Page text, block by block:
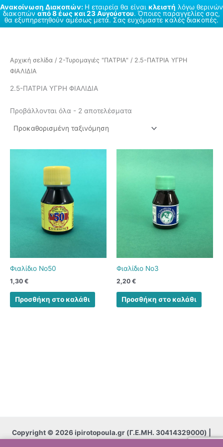
Ανακοίνωση Διακοπών: Η εταιρεία θα είναι κλειστή λόγω θερινών
διακοπών από 8 έως και 23 Αυγούστου. Όποιες παραγγελίες σας,
θα εξυπηρετηθούν αμέσως μετά. Σας ευχόμαστε καλές διακοπές.
Αρχική σελίδα / 2-Τυρομαγιές "ΠΑΤΡΙΑ" / 2.5-ΠΑΤΡΙΑ ΥΓΡΗ
ΦΙΑΛΙΔΙΑ
2.5-ΠΑΤΡΙΑ ΥΓΡΗ ΦΙΑΛΙΔΙΑ
Προβάλλονται όλα - 2 αποτελέσματα
Φιαλίδιο Νο50
1,30 €
Προσθήκη στο καλάθι
Φιαλίδιο Νο3
2,20 €
Προσθήκη στο καλάθι
Copyright © 2026 ipirotopoula.gr (Γ.Ε.ΜΗ. 30414329000)